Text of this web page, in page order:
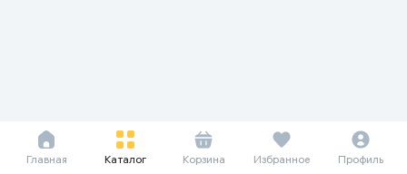
Главная Каталог Корзина Избранное Профиль